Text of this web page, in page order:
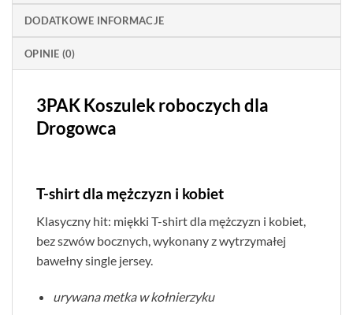
DODATKOWE INFORMACJE
OPINIE (0)
3PAK Koszulek roboczych dla
Drogowca
T-shirt dla mężczyzn i kobiet
Klasyczny hit: miękki T-shirt dla mężczyzn i kobiet,
bez szwów bocznych, wykonany z wytrzymałej
bawełny single jersey.
urywana metka w kołnierzyku